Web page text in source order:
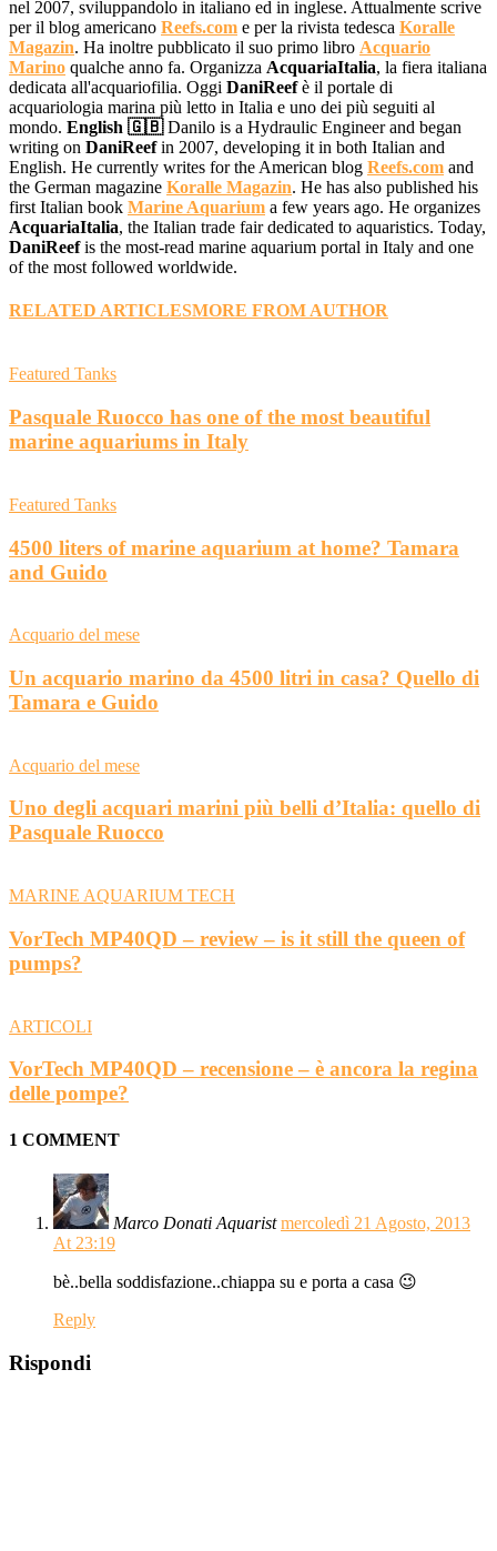
nel 2007, sviluppandolo in italiano ed in inglese. Attualmente scrive
per il blog americano Reefs.com e per la rivista tedesca Koralle
Magazin. Ha inoltre pubblicato il suo primo libro Acquario
Marino qualche anno fa. Organizza AcquariaItalia, la fiera italiana
dedicata all'acquariofilia. Oggi DaniReefè il portale di
acquariologia marina più letto in Italia e uno dei più seguiti al
mondo. English 🇬🇧Danilo is a Hydraulic Engineer and began
writing on DaniReefin 2007, developing it in both Italian and
English. He currently writes for the American blog Reefs.com and
the German magazine Koralle Magazin. He has also published his
first Italian book Marine Aquarium a few years ago. He organizes
AcquariaItalia, the Italian trade fair dedicated to aquaristics. Today,
DaniReefis the most-read marine aquarium portal in Italy and one
of the most followed worldwide.
RELATED ARTICLESMORE FROM AUTHOR
Featured Tanks
Pasquale Ruocco has one of the most beautiful
marine aquariums in Italy
Featured Tanks
4500 liters of marine aquarium at home? Tamara
and Guido
Acquario del mese
Un acquario marino da 4500 litri in casa? Quello di
Tamara e Guido
Acquario del mese
Uno degli acquari marini più belli d’Italia: quello di
Pasquale Ruocco
MARINE AQUARIUM TECH
VorTech MP40QD – review – is it still the queen of
pumps?
ARTICOLI
VorTech MP40QD – recensione – è ancora la regina
delle pompe?
1 COMMENT
Marco Donati Aquarist mercoledì 21 Agosto, 2013
At 23:19
bè..bella soddisfazione..chiappa su e porta a casa 😉
Reply
Rispondi